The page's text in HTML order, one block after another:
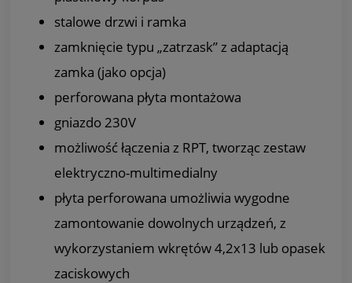
stalowe drzwi i ramka
zamknięcie typu „zatrzask” z adaptacją
zamka (jako opcja)
perforowana płyta montażowa
gniazdo 230V
możliwość łączenia z RPT, tworząc zestaw
elektryczno-multimedialny
płyta perforowana umożliwia wygodne
zamontowanie dowolnych urządzeń, z
wykorzystaniem wkrętów 4,2x13 lub opasek
zaciskowych